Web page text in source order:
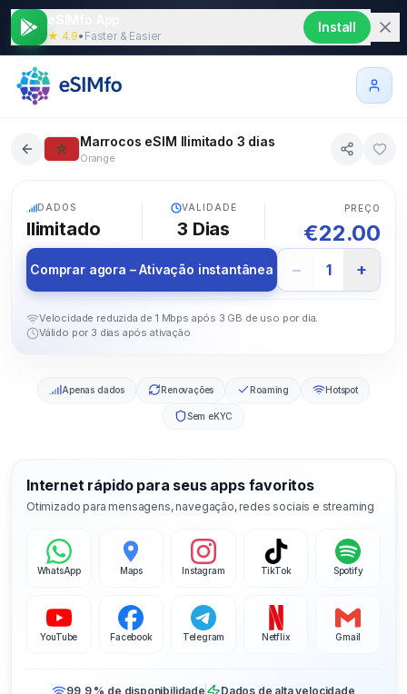
★ 4.9• Faster & Easier
Install
Marrocos eSIM Ilimitado 3 dias
Orange
DADOS
Ilimitado
VALIDADE
3 Dias
PREÇO
€22.00
Comprar agora – Ativação instantânea − 1 +
Velocidade reduzida de 1 Mbps após 3 GB de uso por dia.
Válido por 3 dias após ativação
Apenas dados Renovações Roaming Hotspot
Sem eKYC
Internet rápido para seus apps favoritos
Otimizado para mensagens, navegação, redes sociais e streaming
WhatsApp Maps Instagram TikTok Spotify
YouTube Facebook Telegram Netflix Gmail
99,9 % de disponibilidade Dados de alta velocidade